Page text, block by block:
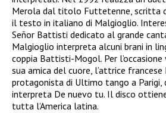
Merola dal titolo Futtetenne, scritta
il testo in italiano di Malgioglio.
Señor Battisti dedicato al grande
Malgioglio interpreta alcuni brani in
coppia Battisti-Mogol. Per
sua amica del cuore, l’attrice francese
protagonista di Ultimo tango a Parigi,
interpreta De nuevo tu. Il disco
tutta l’America latina.